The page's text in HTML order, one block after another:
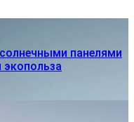
панелями